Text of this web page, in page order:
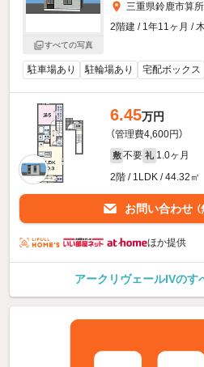
すべての写真
三重県鈴鹿市算
2階建 / 1年11ヶ月 /
駐車場あり 駐輪場あり 宅配ボックス
6.45万円
（管理費4,600円）
敷 不要 礼 1.0ヶ月
2階 / 1LDK / 44.32㎡
お問い合わせ
ほか提供
アークリヴェールIVのす